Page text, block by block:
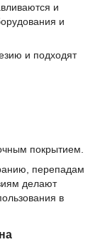
и
и
и подходят
покрытием.
перепадам
делают
в